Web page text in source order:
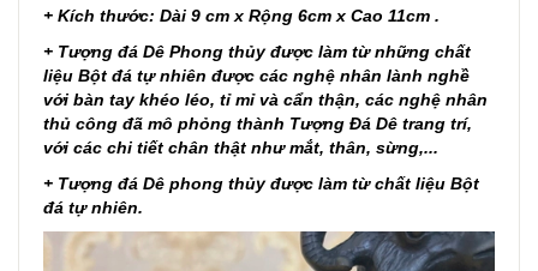
+ Kích thước: Dài 9 cm x Rộng 6cm x Cao 11cm .
+ Tượng đá Dê Phong thủy được làm từ những chất
liệu Bột đá tự nhiên được các nghệ nhân lành nghề
với bàn tay khéo léo, tỉ mỉ và cẩn thận, các nghệ nhân
thủ công đã mô phỏng thành Tượng Đá Dê trang trí,
với các chi tiết chân thật như mắt, thân, sừng,...
+ Tượng đá Dê phong thủy được làm từ chất liệu Bột
đá tự nhiên.